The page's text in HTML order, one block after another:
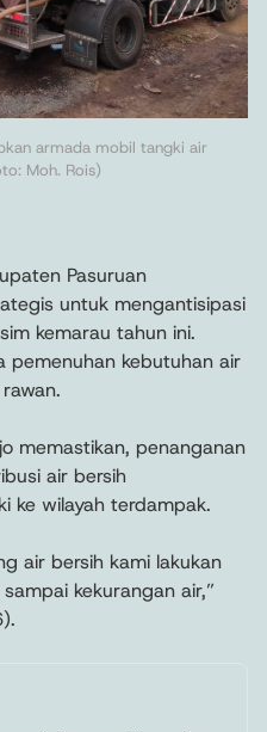
armada mobil tangki air
Moh. Rois)
Pasuruan
untuk mengantisipasi
kemarau tahun ini.
pemenuhan kebutuhan air
memastikan, penanganan
air bersih
ke wilayah terdampak.
air bersih kami lakukan
kekurangan air,”